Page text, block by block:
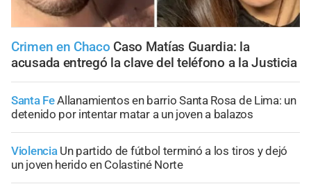
Crimen en Chaco Caso Matías Guardia: la
acusada entregó la clave del teléfono a la Justicia
Santa FeAllanamientos en barrio Santa Rosa de Lima: un
detenido por intentar matar a un joven a balazos
Violencia Un partido de fútbol terminó a los tiros y dejó
un joven herido en Colastiné Norte